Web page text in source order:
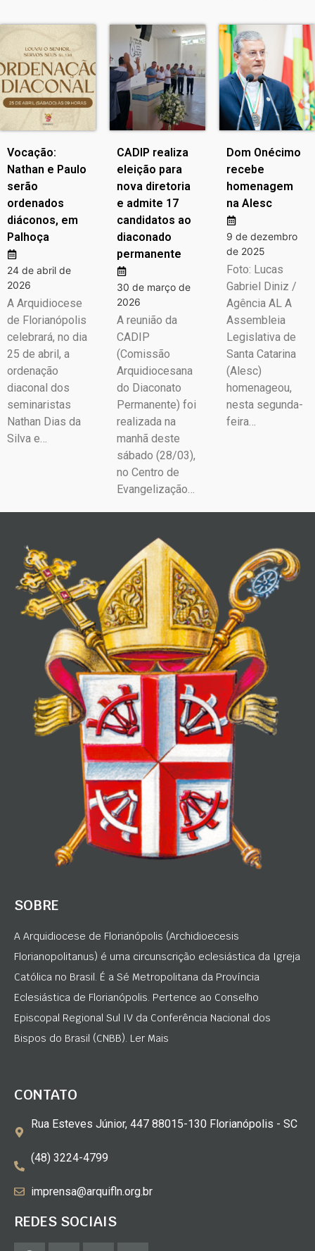
Vocação:
Nathan e Paulo
serão
ordenados
diáconos, em
Palhoça
24 de abril de
2026
A Arquidiocese
de Florianópolis
celebrará, no dia
25 de abril, a
ordenação
diaconal dos
seminaristas
Nathan Dias da
Silva e…
CADIP realiza
eleição para
nova diretoria
e admite 17
candidatos ao
diaconado
permanente
30 de março de
2026
A reunião da
CADIP
(Comissão
Arquidiocesana
do Diaconato
Permanente) foi
realizada na
manhã deste
sábado (28/03),
no Centro de
Evangelização…
Dom Onécimo
recebe
homenagem
na Alesc
9 de dezembro
de 2025
Foto: Lucas
Gabriel Diniz /
Agência AL A
Assembleia
Legislativa de
Santa Catarina
(Alesc)
homenageou,
nesta segunda-
feira…
SOBRE
A Arquidiocese de Florianópolis (Archidioecesis
Florianopolitanus) é uma circunscrição eclesiástica da Igreja
Católica no Brasil. É a Sé Metropolitana da Província
Eclesiástica de Florianópolis. Pertence ao Conselho
Episcopal Regional Sul IV da Conferência Nacional dos
Bispos do Brasil (CNBB). Ler Mais
CONTATO
Rua Esteves Júnior, 447 88015-130 Florianópolis - SC
(48) 3224-4799
imprensa@arquifln.org.br
REDES SOCIAIS